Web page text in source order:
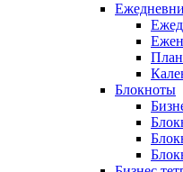
Блокноты